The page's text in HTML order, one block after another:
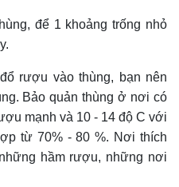
để 1 khoảng trống nhỏ
rượu vào thùng, bạn nên
Bảo quản thùng ở nơi có
mạnh và 10 - 14 độ C với
từ 70% - 80 %. Nơi thích
hầm rượu, những nơi